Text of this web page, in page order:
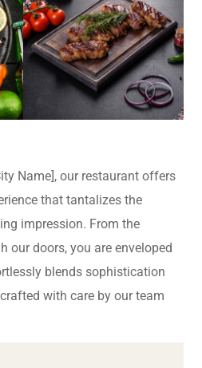
Name], our restaurant offers
that tantalizes the
impression. From the
our doors, you are enveloped
blends sophistication
with care by our team